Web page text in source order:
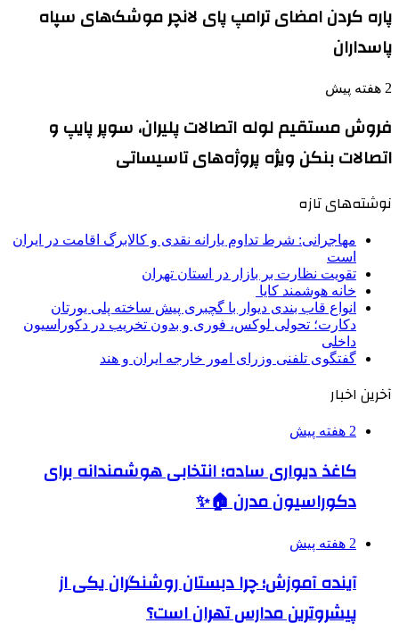
پاره کردن امضای ترامپ پای لانچر موشک‌های سپاه
پاسداران
2 هفته پیش
فروش مستقیم لوله اتصالات پلیران، سوپر پایپ و
اتصالات بنکن ویژه پروژه‌های تاسیساتی
نوشته‌های تازه
مهاجرانی: شرط تداوم یارانه نقدی و کالابرگ اقامت در ایران
است
تقویت نظارت بر بازار در استان تهران
خانه هوشمند کایا
انواع قاب بندی دیوار با گچبری پیش ساخته پلی یورتان
دکارت؛ تحولی لوکس، فوری و بدون تخریب در دکوراسیون
داخلی
گفتگوی تلفنی وزرای امور خارجه ایران و هند
آخرین اخبار
2 هفته پیش
کاغذ دیواری ساده؛ انتخابی هوشمندانه برای
دکوراسیون مدرن 🏠✨
2 هفته پیش
آینده آموزش؛ چرا دبستان روشنگران یکی از
پیشروترین مدارس تهران است؟